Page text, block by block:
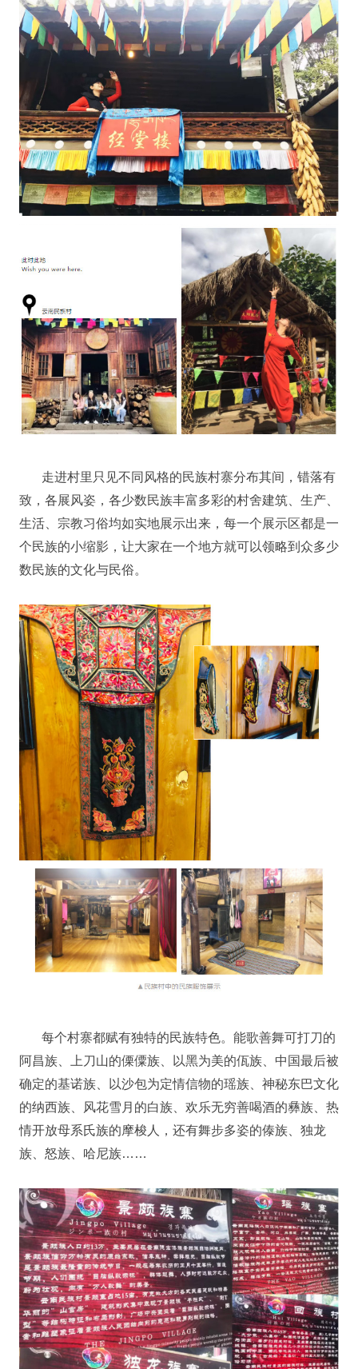
走进村里只见不同风格的民族村寨分布其间，错落有
致，各展风姿，各少数民族丰富多彩的村舍建筑、生产、
生活、宗教习俗均如实地展示出来，每一个展示区都是一
个民族的小缩影，让大家在一个地方就可以领略到众多少
数民族的文化与民俗。
每个村寨都赋有独特的民族特色。能歌善舞可打刀的
阿昌族、上刀山的傈僳族、以黑为美的佤族、中国最后被
确定的基诺族、以沙包为定情信物的瑶族、神秘东巴文化
的纳西族、风花雪月的白族、欢乐无穷善喝酒的彝族、热
情开放母系氏族的摩梭人，还有舞步多姿的傣族、独龙
族、怒族、哈尼族……